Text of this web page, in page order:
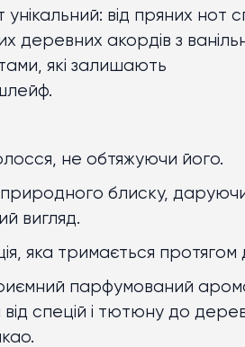
унікальний: від пряних нот
деревних акордів з
які залишають
не обтяжуючи його.
природного блиску,
вигляд.
яка тримається протягом
парфумований
спецій і тютюну до